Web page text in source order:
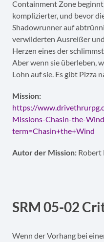
Containment Zone
komplizierter, und bevor
Shadowrunner auf
verwilderten Ausreißer
Herzen eines der
Aber wenn sie überleben,
Lohn auf sie. Es gibt Pizza
Mission:
https://
Missions-Chasin-the-
term=Chasin+the+Wind
Autor der Mission: Robert
SRM 05-02
Wenn der Vorhang bei